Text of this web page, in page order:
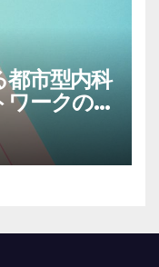
市型内科
ワークの